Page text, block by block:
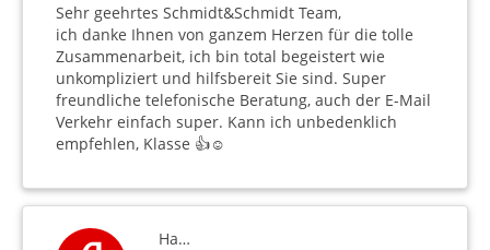
Sehr geehrtes Schmidt&Schmidt Team,
ich danke Ihnen von ganzem Herzen für die tolle
Zusammenarbeit, ich bin total begeistert wie
unkompliziert und hilfsbereit Sie sind. Super
freundliche telefonische Beratung, auch der E-Mail
Verkehr einfach super. Kann ich unbedenklich
empfehlen, Klasse 👍☺️
На…